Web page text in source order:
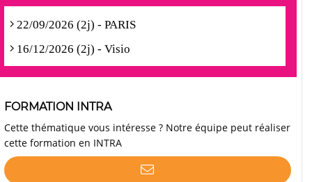
22/09/2026 (2j) - PARIS
16/12/2026 (2j) - Visio
FORMATION INTRA
Cette thématique vous intéresse ? Notre équipe peut réaliser
cette formation en INTRA